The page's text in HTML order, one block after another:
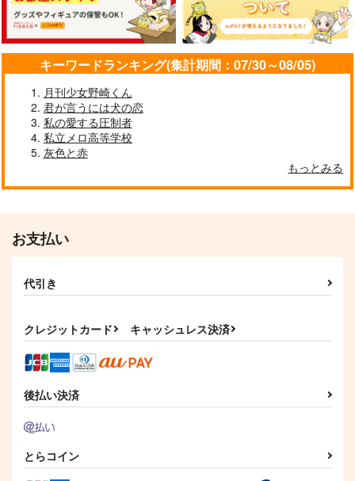
キーワードランキング(集計期間：07/30～08/05)
月刊少女野崎くん
君が言うには犬の恋
私の愛する圧制者
私立メロ高等学校
灰色と赤
もっとみる
お支払い
代引き
クレジットカード キャッシュレス決済
後払い決済
とらコイン